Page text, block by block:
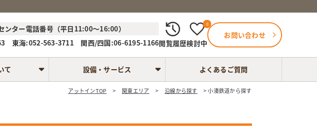
ンター電話番号（平日11:00～16:00）
東海:052-563-3711 関西/四国:06-6195-1166閲覧履歴検討中
0
お問い合わせ
て 設備・サービス よくあるご質問
アットインTOP 関東エリア 沿線から探す 小湊鉄道から探す